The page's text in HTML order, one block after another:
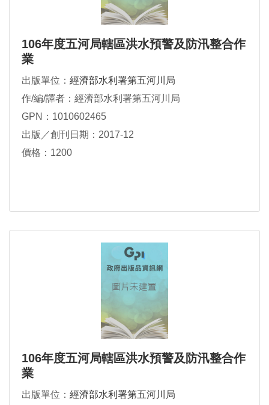
106年度五河局轄區洪水預警及防汛整合作
業
出版單位： 經濟部水利署第五河川局
作/編/譯者：經濟部水利署第五河川局
GPN：1010602465
出版／創刊日期：2017-12
價格：1200
106年度五河局轄區洪水預警及防汛整合作
業
出版單位： 經濟部水利署第五河川局